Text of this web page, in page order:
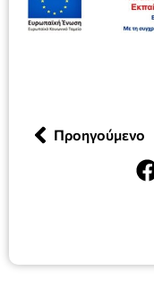
Προηγούμενο